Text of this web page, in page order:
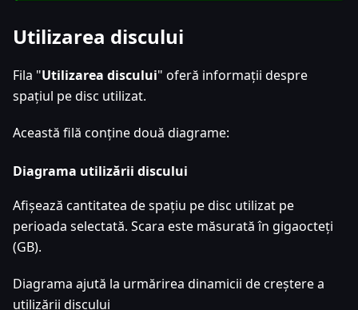
Utilizarea discului
Fila "Utilizarea discului" oferă informații despre
spațiul pe disc utilizat.
Această filă conține două diagrame:
Diagrama utilizării discului
Afișează cantitatea de spațiu pe disc utilizat pe
perioada selectată. Scara este măsurată în gigaocteți
(GB).
Diagrama ajută la urmărirea dinamicii de creștere a
utilizării discului